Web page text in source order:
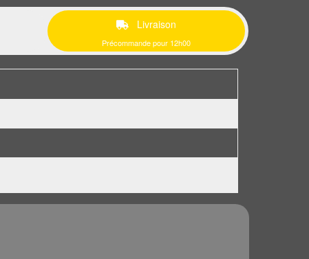
Livraison
Précommande pour 12h00